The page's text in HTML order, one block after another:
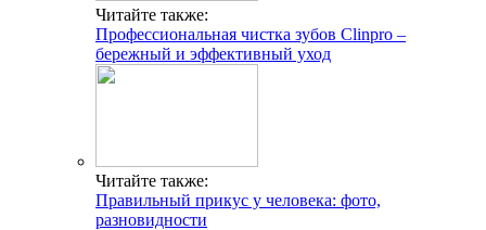
Читайте также:
Профессиональная чистка зубов Clinpro –
бережный и эффективный уход
Читайте также:
Правильный прикус у человека: фото,
разновидности